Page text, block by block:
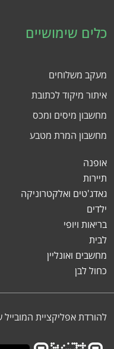
כלים שימושיים
מעקב משלוחים
איתור מיקוד לכתובת
מחשבון מיסים ומכס
מחשבון המרת מטבע
אופנה
תיירות
גאדג'טים ואלקטרוניקה
ילדים
בריאות ויופי
לבית
מחשבים ואונליין
כחול לבן
להורדת אפליקציית המובייל